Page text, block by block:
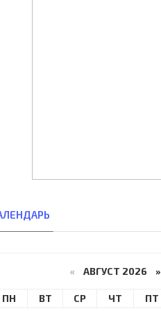
« АВГУСТ 2026 »
ПН ВТ СР ЧТ ПТ